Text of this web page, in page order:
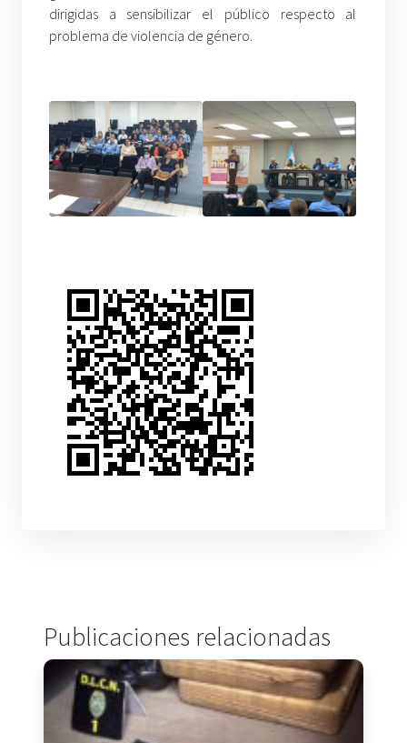
dirigidas a sensibilizar el público respecto al
problema de violencia de género.
Publicaciones relacionadas